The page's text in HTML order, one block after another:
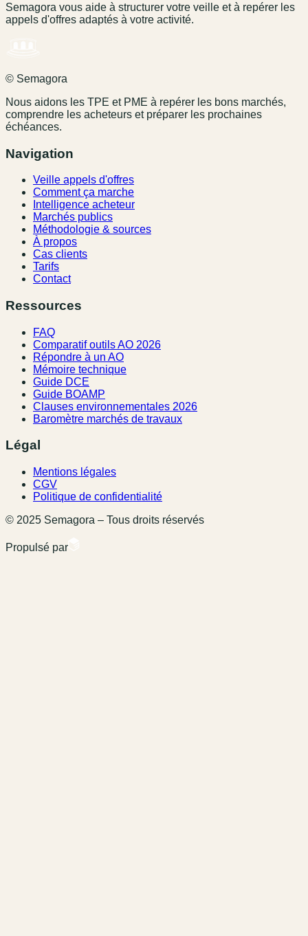
Semagora vous aide à structurer votre veille et à repérer les
appels d'offres adaptés à votre activité.
© Semagora
Nous aidons les TPE et PME à repérer les bons marchés,
comprendre les acheteurs et préparer les prochaines
échéances.
Navigation
Veille appels d'offres
Comment ça marche
Intelligence acheteur
Marchés publics
Méthodologie & sources
À propos
Cas clients
Tarifs
Contact
Ressources
FAQ
Comparatif outils AO 2026
Répondre à un AO
Mémoire technique
Guide DCE
Guide BOAMP
Clauses environnementales 2026
Baromètre marchés de travaux
Légal
Mentions légales
CGV
Politique de confidentialité
© 2025 Semagora – Tous droits réservés
Propulsé par